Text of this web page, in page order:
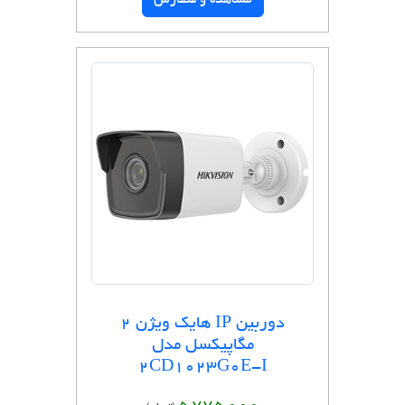
دوربین IP هایک ویژن 2
مگاپیکسل مدل
2CD1023G0E-I